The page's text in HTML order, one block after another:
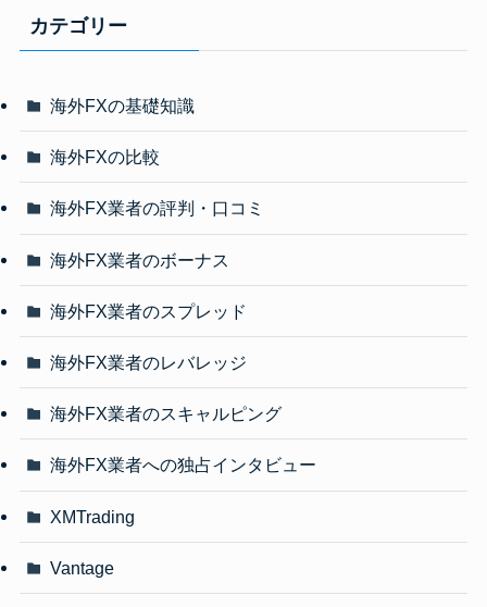
カテゴリー
海外FXの基礎知識
海外FXの比較
海外FX業者の評判・口コミ
海外FX業者のボーナス
海外FX業者のスプレッド
海外FX業者のレバレッジ
海外FX業者のスキャルピング
海外FX業者への独占インタビュー
XMTrading
Vantage